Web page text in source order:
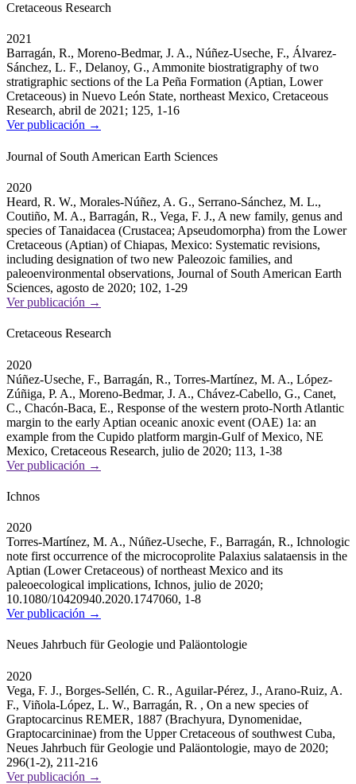
Cretaceous Research
2021
Barragán, R., Moreno-Bedmar, J. A., Núñez-Useche, F., Álvarez-
Sánchez, L. F., Delanoy, G., Ammonite biostratigraphy of two
stratigraphic sections of the La Peña Formation (Aptian, Lower
Cretaceous) in Nuevo León State, northeast Mexico, Cretaceous
Research, abril de 2021; 125, 1-16
Ver publicación →
Journal of South American Earth Sciences
2020
Heard, R. W., Morales-Núñez, A. G., Serrano-Sánchez, M. L.,
Coutiño, M. A., Barragán, R., Vega, F. J., A new family, genus and
species of Tanaidacea (Crustacea; Apseudomorpha) from the Lower
Cretaceous (Aptian) of Chiapas, Mexico: Systematic revisions,
including designation of two new Paleozoic families, and
paleoenvironmental observations, Journal of South American Earth
Sciences, agosto de 2020; 102, 1-29
Ver publicación →
Cretaceous Research
2020
Núñez-Useche, F., Barragán, R., Torres-Martínez, M. A., López-
Zúñiga, P. A., Moreno-Bedmar, J. A., Chávez-Cabello, G., Canet,
C., Chacón-Baca, E., Response of the western proto-North Atlantic
margin to the early Aptian oceanic anoxic event (OAE) 1a: an
example from the Cupido platform margin-Gulf of Mexico, NE
Mexico, Cretaceous Research, julio de 2020; 113, 1-38
Ver publicación →
Ichnos
2020
Torres-Martínez, M. A., Núñez-Useche, F., Barragán, R., Ichnologic
note first occurrence of the microcoprolite Palaxius salataensis in the
Aptian (Lower Cretaceous) of northeast Mexico and its
paleoecological implications, Ichnos, julio de 2020;
10.1080/10420940.2020.1747060, 1-8
Ver publicación →
Neues Jahrbuch für Geologie und Paläontologie
2020
Vega, F. J., Borges-Sellén, C. R., Aguilar-Pérez, J., Arano-Ruiz, A.
F., Viñola-López, L. W., Barragán, R. , On a new species of
Graptocarcinus REMER, 1887 (Brachyura, Dynomenidae,
Graptocarcininae) from the Upper Cretaceous of southwest Cuba,
Neues Jahrbuch für Geologie und Paläontologie, mayo de 2020;
296(1-2), 211-216
Ver publicación →